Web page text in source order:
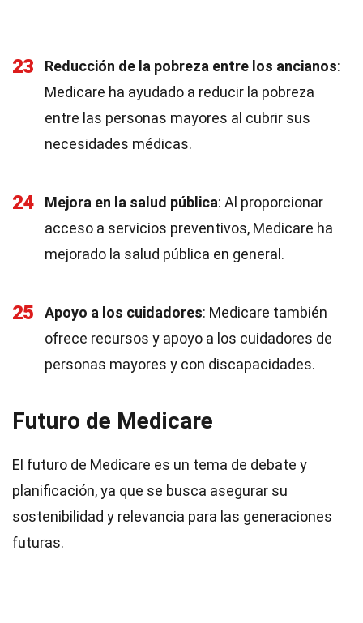
23 Reducción de la pobreza entre los ancianos:
Medicare ha ayudado a reducir la pobreza
entre las personas mayores al cubrir sus
necesidades médicas.
24 Mejora en la salud pública: Al proporcionar
acceso a servicios preventivos, Medicare ha
mejorado la salud pública en general.
25 Apoyo a los cuidadores: Medicare también
ofrece recursos y apoyo a los cuidadores de
personas mayores y con discapacidades.
Futuro de Medicare
El futuro de Medicare es un tema de debate y
planificación, ya que se busca asegurar su
sostenibilidad y relevancia para las generaciones
futuras.